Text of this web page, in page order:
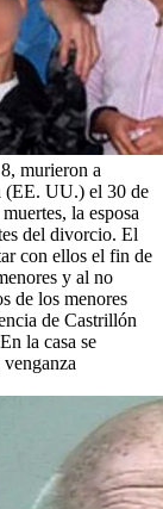
murieron a
(EE. UU.) el 30 de
la esposa
del divorcio. El
con ellos el fin de
y al no
de los menores
de Castrillón
la casa se